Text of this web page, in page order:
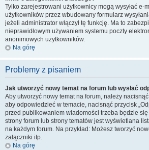
Tylko zarejestrowani użytkownicy mogą wysyłać e-
użytkowników przez wbudowany formularz
jeżeli administrator włączył tę funkcję. Ma to
nieprawidłowym używaniem systemu poczty
anonimowych użytkowników.
Na górę
Problemy z pisaniem
Jak utworzyć nowy temat na forum lub wysłać
Aby utworzyć nowy temat na forum, należy nacisnąć
aby odpowiedzieć w temacie, nacisnąć przycisk
przed publikowaniem wiadomości trzeba będzie
strony forum lub strony tematów jest wyświetlana
na każdym forum. Na przykład: Możesz tworzyć
załączniki itp.
Na górę